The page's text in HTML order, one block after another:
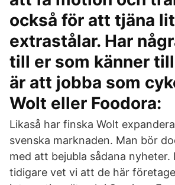
också för att tjäna
extrastålar. Har
till er som känner
är att jobba som
Wolt eller Foodora:
Likaså har finska Wolt
svenska marknaden. Man bör
med att bejubla sådana nyheter.
tidigare vet vi att de här